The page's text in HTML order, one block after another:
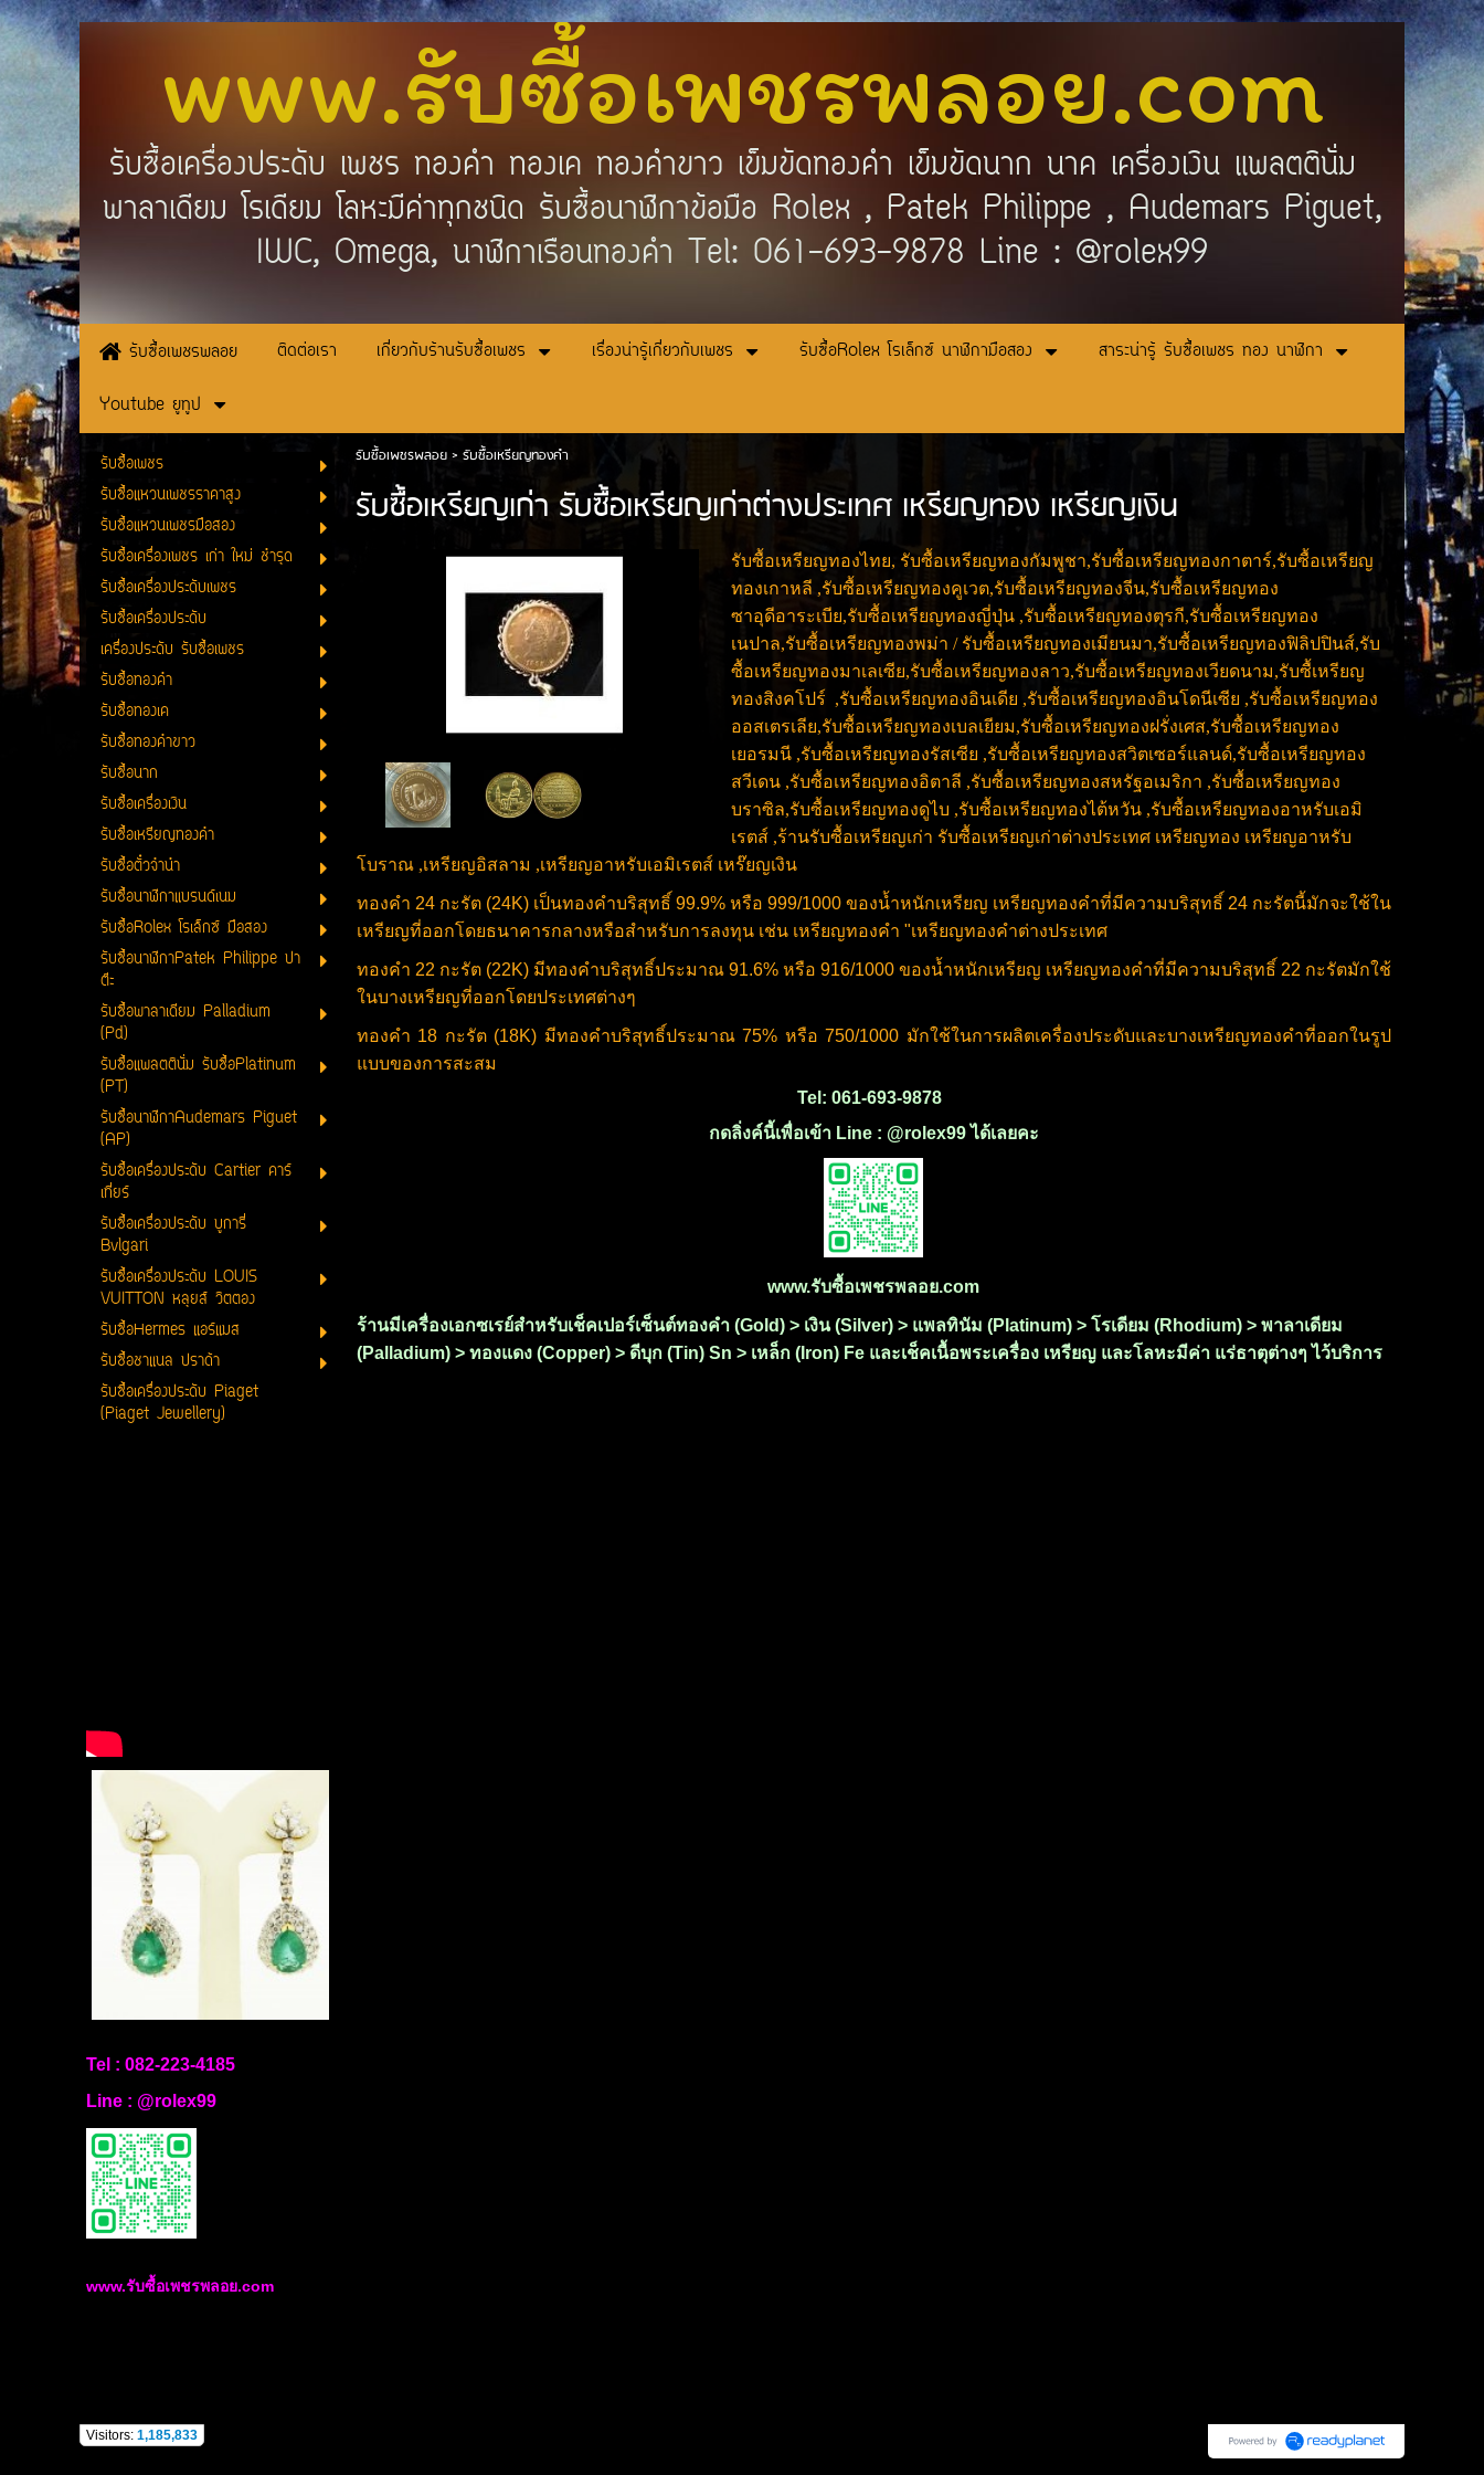
www.รับซื้อเพชรพลอย.com
รับซื้อเครื่องประดับ เพชร ทองคำ ทองเค ทองคำขาว เข็มขัดทองคำ เข็มขัดนาก นาค เครื่องเงิน แพลตตินั่ม
พาลาเดียม โรเดียม โลหะมีค่าทุกชนิด รับซื้อนาฬิกาข้อมือ Rolex , Patek Philippe , Audemars Piguet,
IWC, Omega, นาฬิกาเรือนทองคำ Tel: 061-693-9878 Line : @rolex99
รับซื้อเพชรพลอย ติดต่อเรา เกี่ยวกับร้านรับซื้อเพชร เรื่องน่ารู้เกี่ยวกับเพชร รับซื้อRolex โรเล็กซ์ นาฬิกามือสอง สาระน่ารู้ รับซื้อเพชร ทอง นาฬิกา
Youtube ยูทูป
รับซื้อเพชร
รับซื้อแหวนเพชรราคาสูง
รับซื้อแหวนเพชรมือสอง
รับซื้อเครื่องเพชร เก่า ใหม่ ชำรุด
รับซื้อเครื่องประดับเพชร
รับซื้อเครื่องประดับ
เครื่องประดับ รับซื้อเพชร
รับซื้อทองคำ
รับซื้อทองเค
รับซื้อทองคำขาว
รับซื้อนาก
รับซื้อเครื่องเงิน
รับซื้อเหรียญทองคำ
รับซื้อตั๋วจำนำ
รับซื้อนาฬิกาแบรนด์เนม
รับซื้อRolex โรเล็กซ์ มือสอง
รับซื้อนาฬิกาPatek Philippe ปา
ต๊ะ
รับซื้อพาลาเดียม Palladium
(Pd)
รับซื้อแพลตตินั่ม รับซื้อPlatinum
(PT)
รับซื้อนาฬิกาAudemars Piguet
(AP)
รับซื้อเครื่องประดับ Cartier คาร์
เที่ยร์
รับซื้อเครื่องประดับ บูการี่
Bvlgari
รับซื้อเครื่องประดับ LOUIS
VUITTON หลุยส์ วิตตอง
รับซื้อHermes แอร์แมส
รับซื้อชาแนล ปราด้า
รับซื้อเครื่องประดับ Piaget
(Piaget Jewellery)
รับซื้อเพชรพลอย> รับซื้อเหรียญทองคำ
รับซื้อเหรียญเก่า รับซื้อเหรียญเก่าต่างประเทศ เหรียญทอง เหรียญเงิน
รับซื้อเหรียญทองไทย, รับซื้อเหรียญทองกัมพูชา,รับซื้อเหรียญทองกาตาร์,รับซื้อเหรียญ
ทองเกาหลี ,รับซื้อเหรียญทองคูเวต,รับซื้อเหรียญทองจีน,รับซื้อเหรียญทอง
ซาอุดีอาระเบีย,รับซื้อเหรียญทองญี่ปุ่น ,รับซื้อเหรียญทองตุรกี,รับซื้อเหรียญทอง
เนปาล,รับซื้อเหรียญทองพม่า / รับซื้อเหรียญทองเมียนมา,รับซื้อเหรียญทองฟิลิปปินส์,รับ
ซื้อเหรียญทองมาเลเซีย,รับซื้อเหรียญทองลาว,รับซื้อเหรียญทองเวียดนาม,รับซื้เหรียญ
ทองสิงคโปร์ ,รับซื้อเหรียญทองอินเดีย ,รับซื้อเหรียญทองอินโดนีเซีย ,รับซื้อเหรียญทอง
ออสเตรเลีย,รับซื้อเหรียญทองเบลเยียม,รับซื้อเหรียญทองฝรั่งเศส,รับซื้อเหรียญทอง
เยอรมนี ,รับซื้อเหรียญทองรัสเซีย ,รับซื้อเหรียญทองสวิตเซอร์แลนด์,รับซื้อเหรียญทอง
สวีเดน ,รับซื้อเหรียญทองอิตาลี ,รับซื้อเหรียญทองสหรัฐอเมริกา ,รับซื้อเหรียญทอง
บราซิล,รับซื้อเหรียญทองดูไบ ,รับซื้อเหรียญทองไต้หวัน ,รับซื้อเหรียญทองอาหรับเอมิ
เรตส์ ,ร้านรับซื้อเหรียญเก่า รับซื้อเหรียญเก่าต่างประเทศ เหรียญทอง เหรียญอาหรับ
โบราณ ,เหรียญอิสลาม ,เหรียญอาหรับเอมิเรตส์ เหร๊ยญเงิน
ทองคำ 24 กะรัต (24K) เป็นทองคำบริสุทธิ์ 99.9% หรือ 999/1000 ของน้ำหนักเหรียญ เหรียญทองคำที่มีความบริสุทธิ์ 24 กะรัตนี้มักจะใช้ใน
เหรียญที่ออกโดยธนาคารกลางหรือสำหรับการลงทุน เช่น เหรียญทองคำ "เหรียญทองคำต่างประเทศ
ทองคำ 22 กะรัต (22K) มีทองคำบริสุทธิ์ประมาณ 91.6% หรือ 916/1000 ของน้ำหนักเหรียญ เหรียญทองคำที่มีความบริสุทธิ์ 22 กะรัตมักใช้
ในบางเหรียญที่ออกโดยประเทศต่างๆ
ทองคำ 18 กะรัต (18K) มีทองคำบริสุทธิ์ประมาณ 75% หรือ 750/1000 มักใช้ในการผลิตเครื่องประดับและบางเหรียญทองคำที่ออกในรูป
แบบของการสะสม
Tel: 061-693-9878
กดลิ่งค์นี้เพื่อเข้า Line : @rolex99 ได้เลยคะ
www.รับซื้อเพชรพลอย.com
ร้านมีเครื่องเอกซเรย์สำหรับเช็คเปอร์เซ็นต์ทองคำ (Gold) > เงิน (Silver) > แพลทินัม (Platinum) > โรเดียม (Rhodium) > พาลาเดียม
(Palladium) > ทองแดง (Copper) > ดีบุก (Tin) Sn > เหล็ก (Iron) Fe และเช็คเนื้อพระเครื่อง เหรียญ และโลหะมีค่า แร่ธาตุต่างๆ ไว้บริการ
Tel : 082-223-4185
Line : @rolex99
www.รับซื้อเพชรพลอย.com
Visitors: 1,185,833